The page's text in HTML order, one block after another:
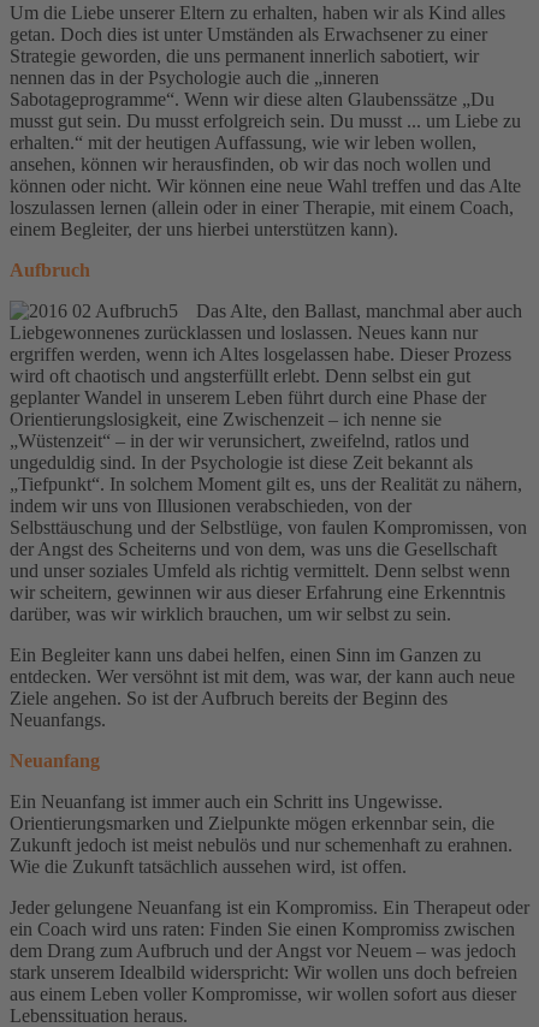
Um die Liebe unserer Eltern zu erhalten, haben wir als Kind alles
getan. Doch dies ist unter Umständen als Erwachsener zu einer
Strategie geworden, die uns permanent innerlich sabotiert, wir
nennen das in der Psychologie auch die „inneren
Sabotageprogramme“. Wenn wir diese alten Glaubenssätze „Du
musst gut sein. Du musst erfolgreich sein. Du musst ... um Liebe zu
erhalten.“ mit der heutigen Auffassung, wie wir leben wollen,
ansehen, können wir herausfinden, ob wir das noch wollen und
können oder nicht. Wir können eine neue Wahl treffen und das Alte
loszulassen lernen (allein oder in einer Therapie, mit einem Coach,
einem Begleiter, der uns hierbei unterstützen kann).
Aufbruch
Das Alte, den Ballast, manchmal aber auch
Liebgewonnenes zurücklassen und loslassen. Neues kann nur
ergriffen werden, wenn ich Altes losgelassen habe. Dieser Prozess
wird oft chaotisch und angsterfüllt erlebt. Denn selbst ein gut
geplanter Wandel in unserem Leben führt durch eine Phase der
Orientierungslosigkeit, eine Zwischenzeit – ich nenne sie
„Wüstenzeit“ – in der wir verunsichert, zweifelnd, ratlos und
ungeduldig sind. In der Psychologie ist diese Zeit bekannt als
„Tiefpunkt“. In solchem Moment gilt es, uns der Realität zu nähern,
indem wir uns von Illusionen verabschieden, von der
Selbsttäuschung und der Selbstlüge, von faulen Kompromissen, von
der Angst des Scheiterns und von dem, was uns die Gesellschaft
und unser soziales Umfeld als richtig vermittelt. Denn selbst wenn
wir scheitern, gewinnen wir aus dieser Erfahrung eine Erkenntnis
darüber, was wir wirklich brauchen, um wir selbst zu sein.
Ein Begleiter kann uns dabei helfen, einen Sinn im Ganzen zu
entdecken. Wer versöhnt ist mit dem, was war, der kann auch neue
Ziele angehen. So ist der Aufbruch bereits der Beginn des
Neuanfangs.
Neuanfang
Ein Neuanfang ist immer auch ein Schritt ins Ungewisse.
Orientierungsmarken und Zielpunkte mögen erkennbar sein, die
Zukunft jedoch ist meist nebulös und nur schemenhaft zu erahnen.
Wie die Zukunft tatsächlich aussehen wird, ist offen.
Jeder gelungene Neuanfang ist ein Kompromiss. Ein Therapeut oder
ein Coach wird uns raten: Finden Sie einen Kompromiss zwischen
dem Drang zum Aufbruch und der Angst vor Neuem – was jedoch
stark unserem Idealbild widerspricht: Wir wollen uns doch befreien
aus einem Leben voller Kompromisse, wir wollen sofort aus dieser
Lebenssituation heraus.